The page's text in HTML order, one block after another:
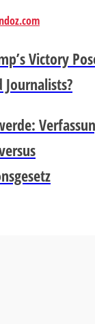
Victory
Journalists?